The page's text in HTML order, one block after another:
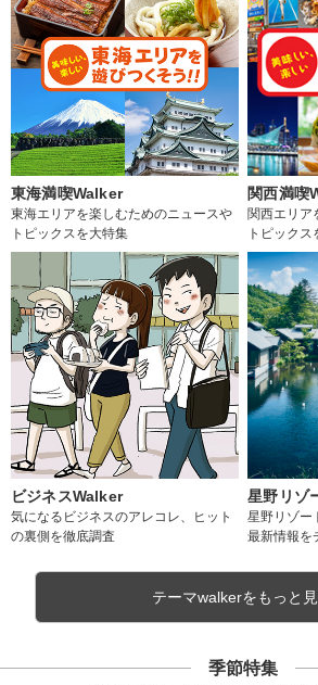
東海満喫Walker
東海エリアを楽しむためのニュースや
トピックスを大特集
関西満喫
関西エリア
トピックス
ビジネスWalker
気になるビジネスのアレコレ、ヒット
の裏側を徹底調査
星野リゾ
星野リゾー
最新情報を
テーマwalkerをもっと
季節特集